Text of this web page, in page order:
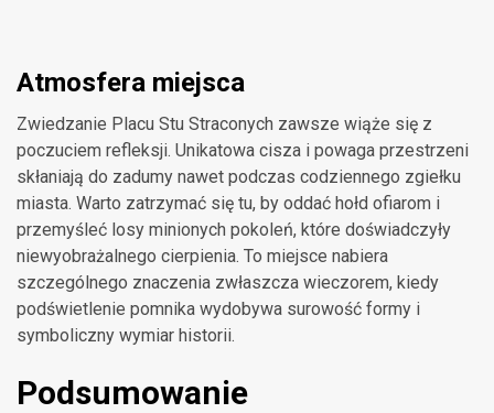
Atmosfera miejsca
Zwiedzanie Placu Stu Straconych zawsze wiąże się z
poczuciem refleksji. Unikatowa cisza i powaga przestrzeni
skłaniają do zadumy nawet podczas codziennego zgiełku
miasta. Warto zatrzymać się tu, by oddać hołd ofiarom i
przemyśleć losy minionych pokoleń, które doświadczyły
niewyobrażalnego cierpienia. To miejsce nabiera
szczególnego znaczenia zwłaszcza wieczorem, kiedy
podświetlenie pomnika wydobywa surowość formy i
symboliczny wymiar historii.
Podsumowanie